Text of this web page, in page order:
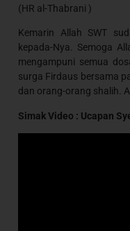
(HR al-Thabrani )
Kemarin Allah SWT
kepada-Nya. Semoga
mengampuni semua
surga Firdaus bersama
dan orang-orang shalih.
Simak Video : Ucapan